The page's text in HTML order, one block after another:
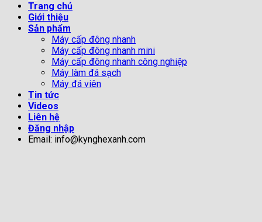
Trang chủ
Giới thiệu
Sản phẩm
Máy cấp đông nhanh
Máy cấp đông nhanh mini
Máy cấp đông nhanh công nghiệp
Máy làm đá sạch
Máy đá viên
Tin tức
Videos
Liên hệ
Đăng nhập
Email: info@kynghexanh.com